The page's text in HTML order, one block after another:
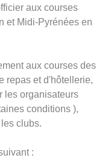
aux courses
et Midi-Pyrénées en
aux courses des
repas et d'hôtellerie,
les organisateurs
conditions ),
clubs.
: